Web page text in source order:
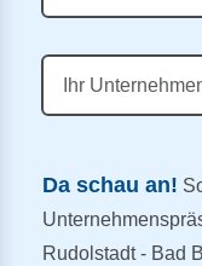
Da schau an!
Rudolstadt - Bad